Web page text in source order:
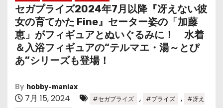
セガプライズ2024年7月以降『冴えない彼
女の育てかた Fine』セーター姿の「加藤
恵」がフィギュアとぬいぐるみに！ 水着
＆入浴フィギュアの“テルマエ・湯～とぴ
あ”シリーズも登場！
By hobby-maniax
7月 15, 2024 #セガプライズ , #プライズ ,
#冴え